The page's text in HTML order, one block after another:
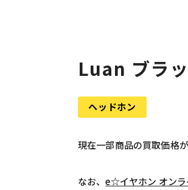
Luan ブラ
ヘッドホン
現在一部商品の買取価格
なお、e☆イヤホン オンラ